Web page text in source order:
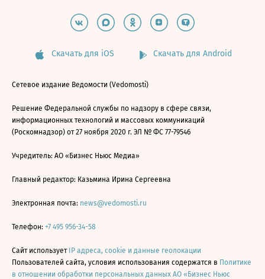
Скачать для iOS Скачать для Android
Сетевое издание Ведомости (Vedomosti)
Решение Федеральной службы по надзору в сфере связи,
информационных технологий и массовых коммуникаций
(Роскомнадзор) от 27 ноября 2020 г. ЭЛ № ФС 77-79546
Учредитель: АО «Бизнес Ньюс Медиа»
Главный редактор: Казьмина Ирина Сергеевна
Электронная почта: news@vedomosti.ru
Телефон: +7 495 956-34-58
Сайт использует IP адреса, cookie и данные геолокации
Пользователей сайта, условия использования содержатся в Политике
в отношении обработки персональных данных АО «Бизнес Ньюс